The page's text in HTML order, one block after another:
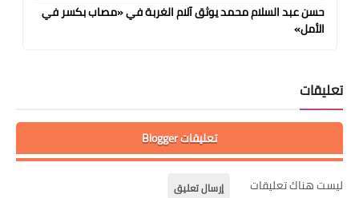
حسن عبد السلام محمد يوثق آلام الغربة في «مصاب بكسر في
الأمل»
تعليقات
تعليقات Blogger
ليست هناك تعليقات إرسال تعليق